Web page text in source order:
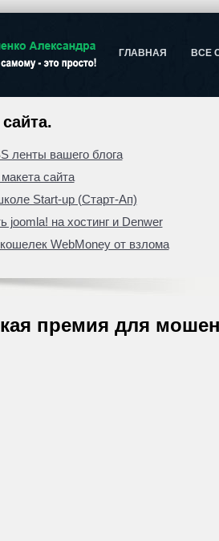
ВСЕ
ГЛАВНАЯ
ленты вашего блога
сайта
Start-up (Старт-Ап)
joomla! на хостинг и Denwer
WebMoney от взлома
премия для